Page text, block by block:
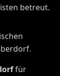
betreut.
für